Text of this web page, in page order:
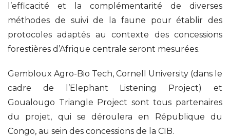
l’efficacité et la complémentarité de diverses
méthodes de suivi de la faune pour établir des
protocoles adaptés au contexte des concessions
forestières d’Afrique centrale seront mesurées.
Gembloux Agro-Bio Tech, Cornell University (dans le
cadre de l’Elephant Listening Project) et
Goualougo Triangle Project sont tous partenaires
du projet, qui se déroulera en République du
Congo, au sein des concessions de la CIB.